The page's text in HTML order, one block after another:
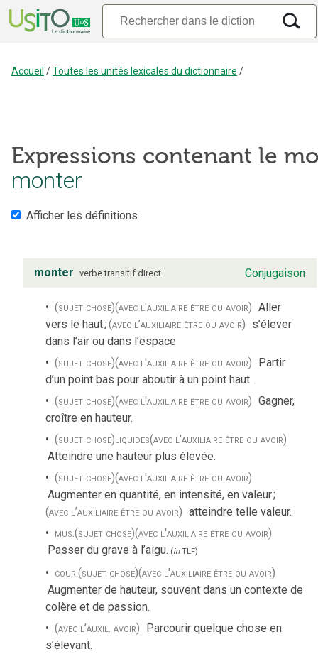
Accueil /Toutes les unités lexicales du dictionnaire /
Expressions contenant le
monter
Afficher les définitions
monter verbe transitif direct Conjugaison
(sujet chose)(avec l'auxiliaire être ou avoir) Aller
vers le haut;(avec l’auxiliaire être ou avoir) s’élever
dans l’air ou dans l’espace
(sujet chose)(avec l'auxiliaire être ou avoir) Partir
d’un point bas pour aboutir à un point haut.
(sujet chose)(avec l'auxiliaire être ou avoir) Gagner,
croître en hauteur.
(sujet chose)liquides(avec l'auxiliaire être ou avoir)
Atteindre une hauteur plus élevée.
(sujet chose)(avec l'auxiliaire être ou avoir)
Augmenter en quantité, en intensité, en valeur;
(avec l’auxiliaire être ou avoir) atteindre telle valeur.
mus.(sujet chose)(avec l'auxiliaire être ou avoir)
Passer du grave à l’aigu. (inTLF)
cour.(sujet chose)(avec l'auxiliaire être ou avoir)
Augmenter de hauteur, souvent dans un contexte de
colère et de passion.
(avec l’auxil. avoir) Parcourir quelque chose en
s’élevant.